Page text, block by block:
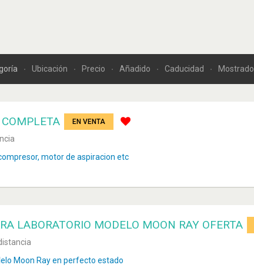
Ubicación Precio Añadido Caducidad Mostrado
EN VENTA
motor de aspiracion etc
LABORATORIO MODELO MOON RAY OFERTA
Moon Ray en perfecto estado